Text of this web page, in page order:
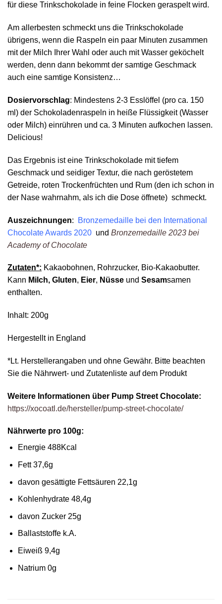
für diese Trinkschokolade in feine Flocken geraspelt wird.
Am allerbesten schmeckt uns die Trinkschokolade
übrigens, wenn die Raspeln ein paar Minuten zusammen
mit der Milch Ihrer Wahl oder auch mit Wasser geköchelt
werden, denn dann bekommt der samtige Geschmack
auch eine samtige Konsistenz…
Dosiervorschlag: Mindestens 2-3 Esslöffel (pro ca. 150
ml) der Schokoladenraspeln in heiße Flüssigkeit (Wasser
oder Milch) einrühren und ca. 3 Minuten aufkochen lassen.
Delicious!
Das Ergebnis ist eine Trinkschokolade mit tiefem
Geschmack und seidiger Textur, die nach geröstetem
Getreide, roten Trockenfrüchten und Rum (den ich schon in
der Nase wahrnahm, als ich die Dose öffnete) schmeckt.
Auszeichnungen:
Bronzemedaille bei den International
Chocolate Awards 2020 und Bronzemedaille 2023 bei
Academy of Chocolate
Zutaten*: Kakaobohnen, Rohrzucker, Bio-Kakaobutter.
Kann Milch, Gluten, Eier, Nüsse und Sesamsamen
enthalten.
Inhalt: 200g
Hergestellt in England
*Lt. Herstellerangaben und ohne Gewähr. Bitte beachten
Sie die Nährwert- und Zutatenliste auf dem Produkt
Weitere Informationen über Pump Street Chocolate:
https://xocoatl.de/hersteller/pump-street-chocolate/
Nährwerte pro 100g:
Energie 488Kcal
Fett 37,6g
davon gesättigte Fettsäuren 22,1g
Kohlenhydrate 48,4g
davon Zucker 25g
Ballaststoffe k.A.
Eiweiß 9,4g
Natrium 0g